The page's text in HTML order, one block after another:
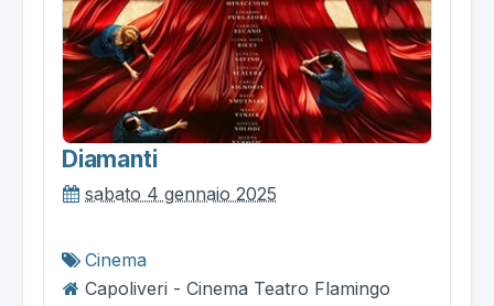
Diamanti
sabato 4 gennaio 2025
Cinema
Capoliveri - Cinema Teatro Flamingo